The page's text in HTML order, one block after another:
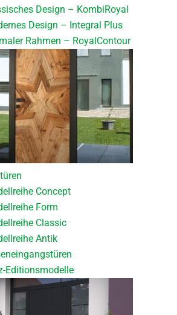
Design – KombiRoyal
Design – Integral Plus
Rahmen – RoyalContour
Concept
Form
Classic
Antik
Editionsmodelle